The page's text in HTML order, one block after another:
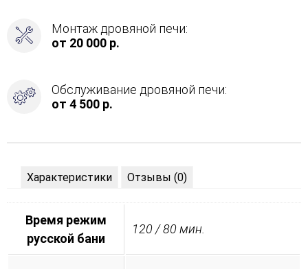
Монтаж дровяной печи:
от 20 000 р.
Обслуживание дровяной печи:
от 4 500 р.
Характеристики Отзывы (0)
Время режим
русской бани
120 / 80 мин.